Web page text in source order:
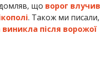
що ворог влучив
. Також ми писали,
після ворожої